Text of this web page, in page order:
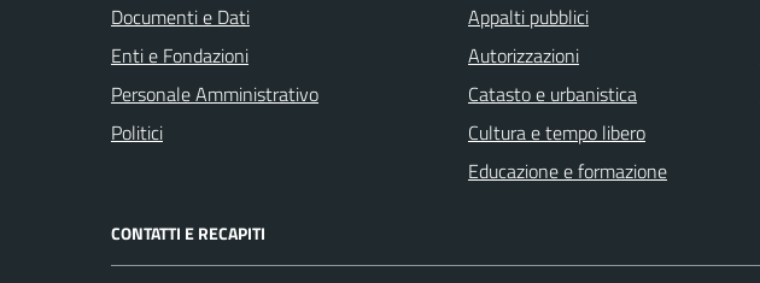
Documenti e Dati
Enti e Fondazioni
Personale Amministrativo
Politici
Appalti pubblici
Autorizzazioni
Catasto e urbanistica
Cultura e tempo libero
Educazione e formazione
CONTATTI E RECAPITI